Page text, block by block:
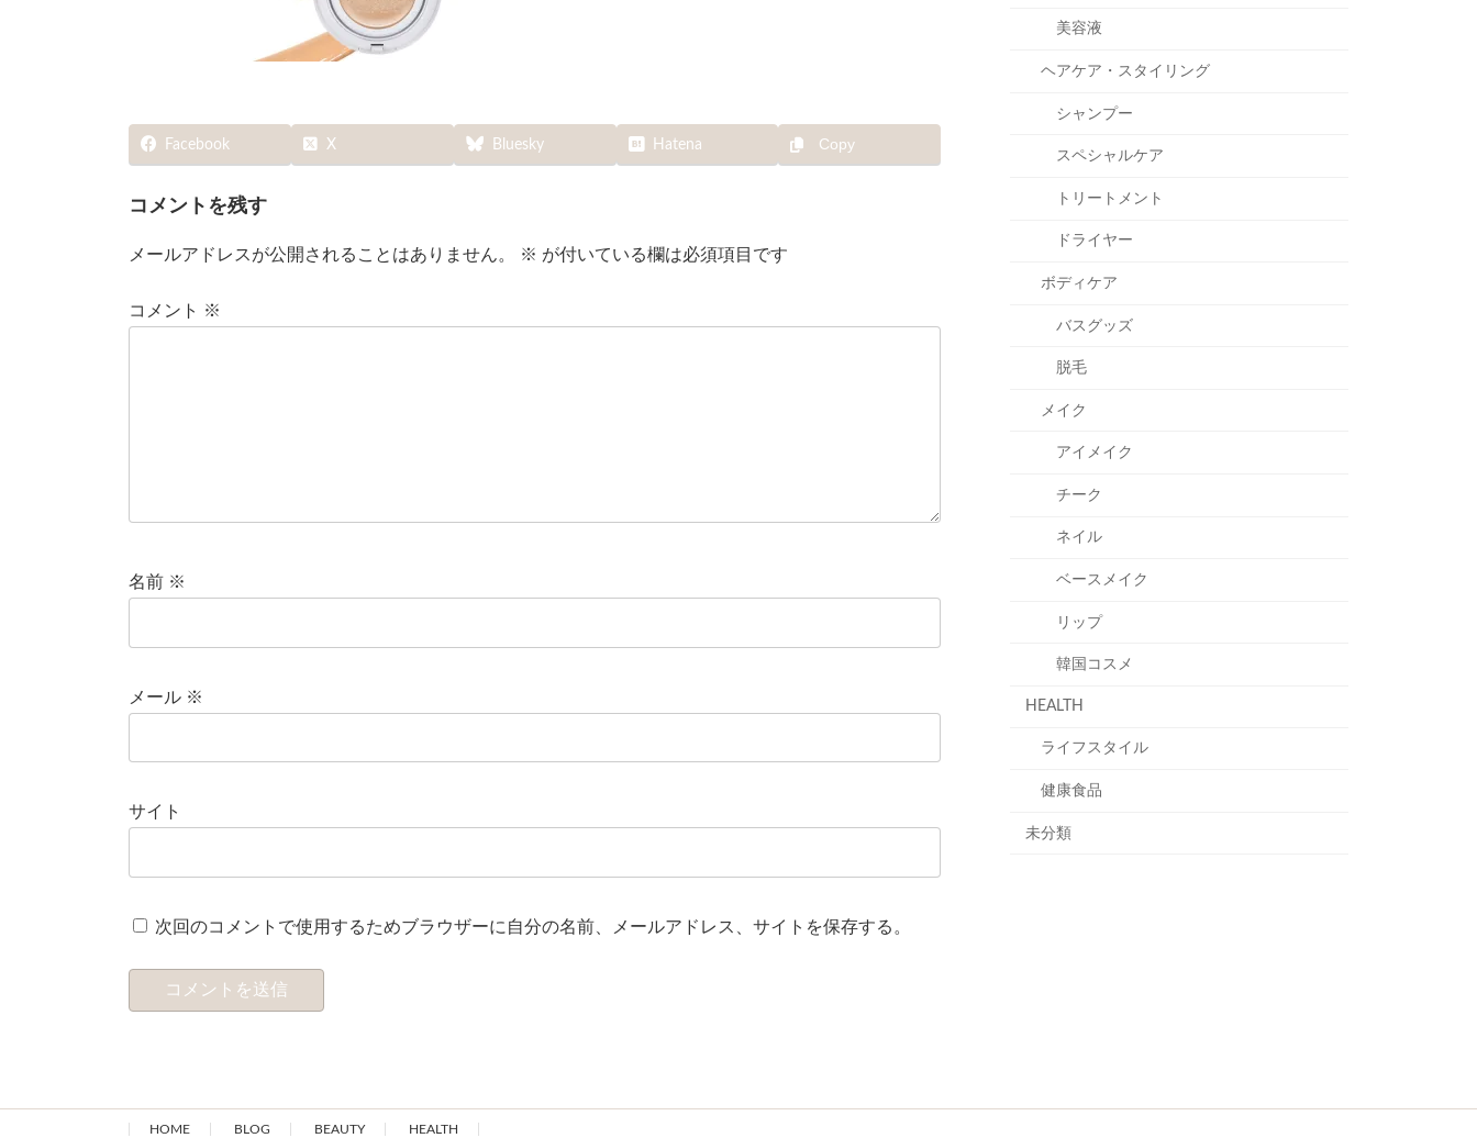
Facebook X Bluesky Hatena Copy
コメントを残す
メールアドレスが公開されることはありません。 ※ が付いている欄は必須項目です
コメント ※
名前 ※
メール ※
サイト
次回のコメントで使用するためブラウザーに自分の名前、メールアドレス、サイトを保存する。
美容液
ヘアケア・スタイリング
シャンプー
スペシャルケア
トリートメント
ドライヤー
ボディケア
バスグッズ
脱毛
メイク
アイメイク
チーク
ネイル
ベースメイク
リップ
韓国コスメ
HEALTH
ライフスタイル
健康食品
未分類
HOME BLOG BEAUTY HEALTH